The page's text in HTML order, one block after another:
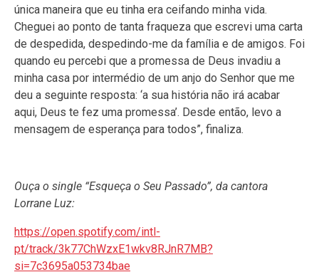
única maneira que eu tinha era ceifando minha vida.
Cheguei ao ponto de tanta fraqueza que escrevi uma carta
de despedida, despedindo-me da família e de amigos. Foi
quando eu percebi que a promessa de Deus invadiu a
minha casa por intermédio de um anjo do Senhor que me
deu a seguinte resposta: ‘a sua história não irá acabar
aqui, Deus te fez uma promessa’. Desde então, levo a
mensagem de esperança para todos”, finaliza.
Ouça o single “Esqueça o Seu Passado”, da cantora
Lorrane Luz:
https://open.spotify.com/intl-
pt/track/3k77ChWzxE1wkv8RJnR7MB?
si=7c3695a053734bae